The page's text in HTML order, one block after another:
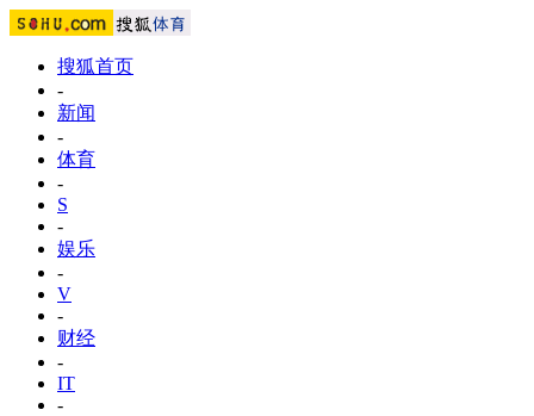
搜狐首页
-
新闻
-
体育
-
S
-
娱乐
-
V
-
财经
-
IT
-